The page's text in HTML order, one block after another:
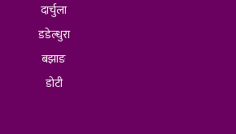
दार्चुला
डडेल्धुरा
बझाङ
डोटी